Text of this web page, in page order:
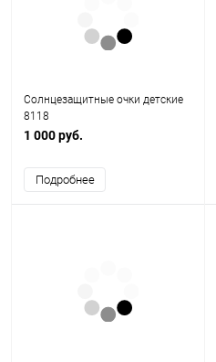
Солнцезащитные очки детские
8118
1 000 руб.
Подробнее